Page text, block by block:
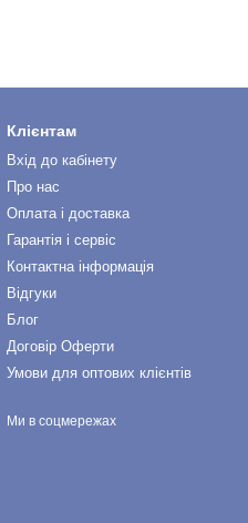
Клієнтам
Вхід до кабінету
Про нас
Оплата і доставка
Гарантія і сервіс
Контактна інформація
Відгуки
Блог
Договір Оферти
Умови для оптових клієнтів
Ми в соцмережах